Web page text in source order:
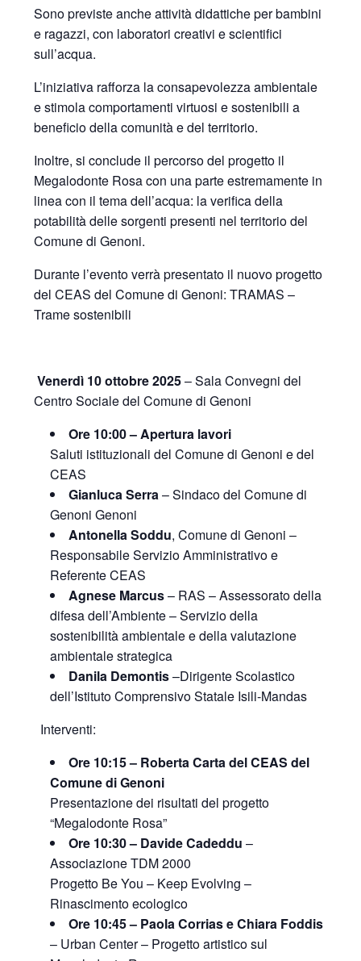
Sono previste anche attività didattiche per bambini
e ragazzi, con laboratori creativi e scientifici
sull’acqua.
L’iniziativa rafforza la consapevolezza ambientale
e stimola comportamenti virtuosi e sostenibili a
beneficio della comunità e del territorio.
Inoltre, si conclude il percorso del progetto il
Megalodonte Rosa con una parte estremamente in
linea con il tema dell’acqua: la verifica della
potabilità delle sorgenti presenti nel territorio del
Comune di Genoni.
Durante l’evento verrà presentato il nuovo progetto
del CEAS del Comune di Genoni: TRAMAS –
Trame sostenibili
Venerdì 10 ottobre 2025– Sala Convegni del
Centro Sociale del Comune di Genoni
Ore 10:00 – Apertura lavori
Saluti istituzionali del Comune di Genoni e del
CEAS
Gianluca Serra– Sindaco del Comune di
Genoni Genoni
Antonella Soddu, Comune di Genoni –
Responsabile Servizio Amministrativo e
Referente CEAS
Agnese Marcus– RAS – Assessorato della
difesa dell’Ambiente – Servizio della
sostenibilità ambientale e della valutazione
ambientale strategica
Danila Demontis–Dirigente Scolastico
dell’Istituto Comprensivo Statale Isili-Mandas
Interventi:
Ore 10:15 – Roberta Carta del CEAS del
Comune di Genoni
Presentazione dei risultati del progetto
“Megalodonte Rosa”
Ore 10:30 – Davide Cadeddu–
Associazione TDM 2000
Progetto Be You – Keep Evolving –
Rinascimento ecologico
Ore 10:45 – Paola Corrias e Chiara Foddis
– Urban Center– Progetto artistico sul